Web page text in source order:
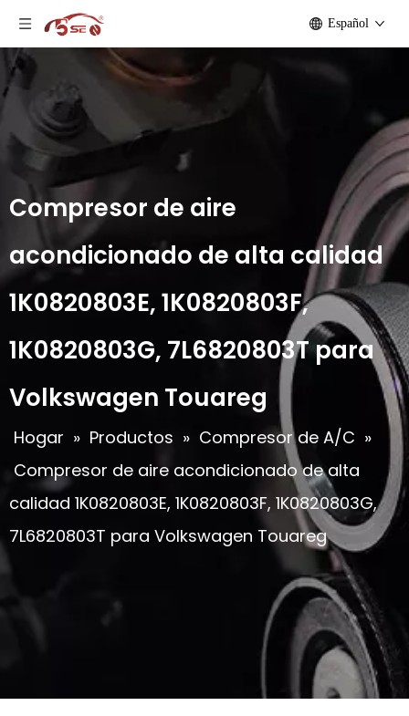
Español
Compresor de aire
acondicionado de alta calidad
1K0820803E, 1K0820803F,
1K0820803G, 7L6820803T para
Volkswagen Touareg
Hogar » Productos » Compresor de A/C »
Compresor de aire acondicionado de alta
calidad 1K0820803E, 1K0820803F, 1K0820803G,
7L6820803T para Volkswagen Touareg